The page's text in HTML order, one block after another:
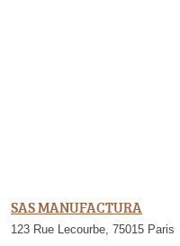
SAS MANUFACTURA
123 Rue Lecourbe, 75015 Paris